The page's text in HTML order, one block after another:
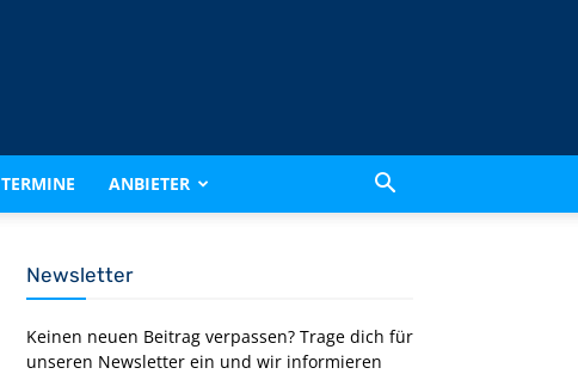
TERMINE ANBIETER
Newsletter
Keinen neuen Beitrag verpassen? Trage dich für
unseren Newsletter ein und wir informieren